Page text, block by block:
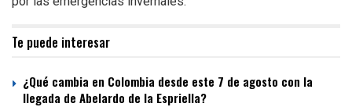
Te puede interesar
¿Qué cambia en Colombia desde este 7 de agosto con la
llegada de Abelardo de la Espriella?